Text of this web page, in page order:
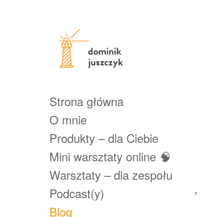
Strona główna
O mnie
Produkty – dla Ciebie
Mini warsztaty online 🧠
Warsztaty – dla zespołu
Podcast(y)
Blog